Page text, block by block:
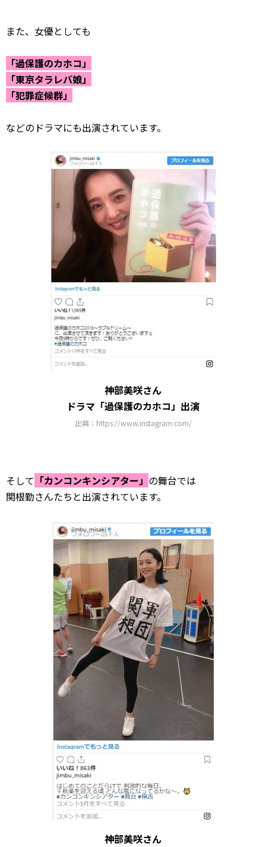
また、女優としても
「過保護のカホコ」
「東京タラレバ娘」
「犯罪症候群」
などのドラマにも出演されています。
神部美咲さん
ドラマ「過保護のカホコ」出演
出典：https://www.instagram.com/
そして 「カンコンキンシアター」 の舞台では
関根勤さんたちと出演されています。
神部美咲さん